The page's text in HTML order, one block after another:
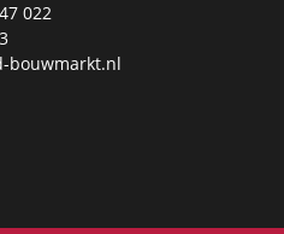
022
bouwmarkt.nl